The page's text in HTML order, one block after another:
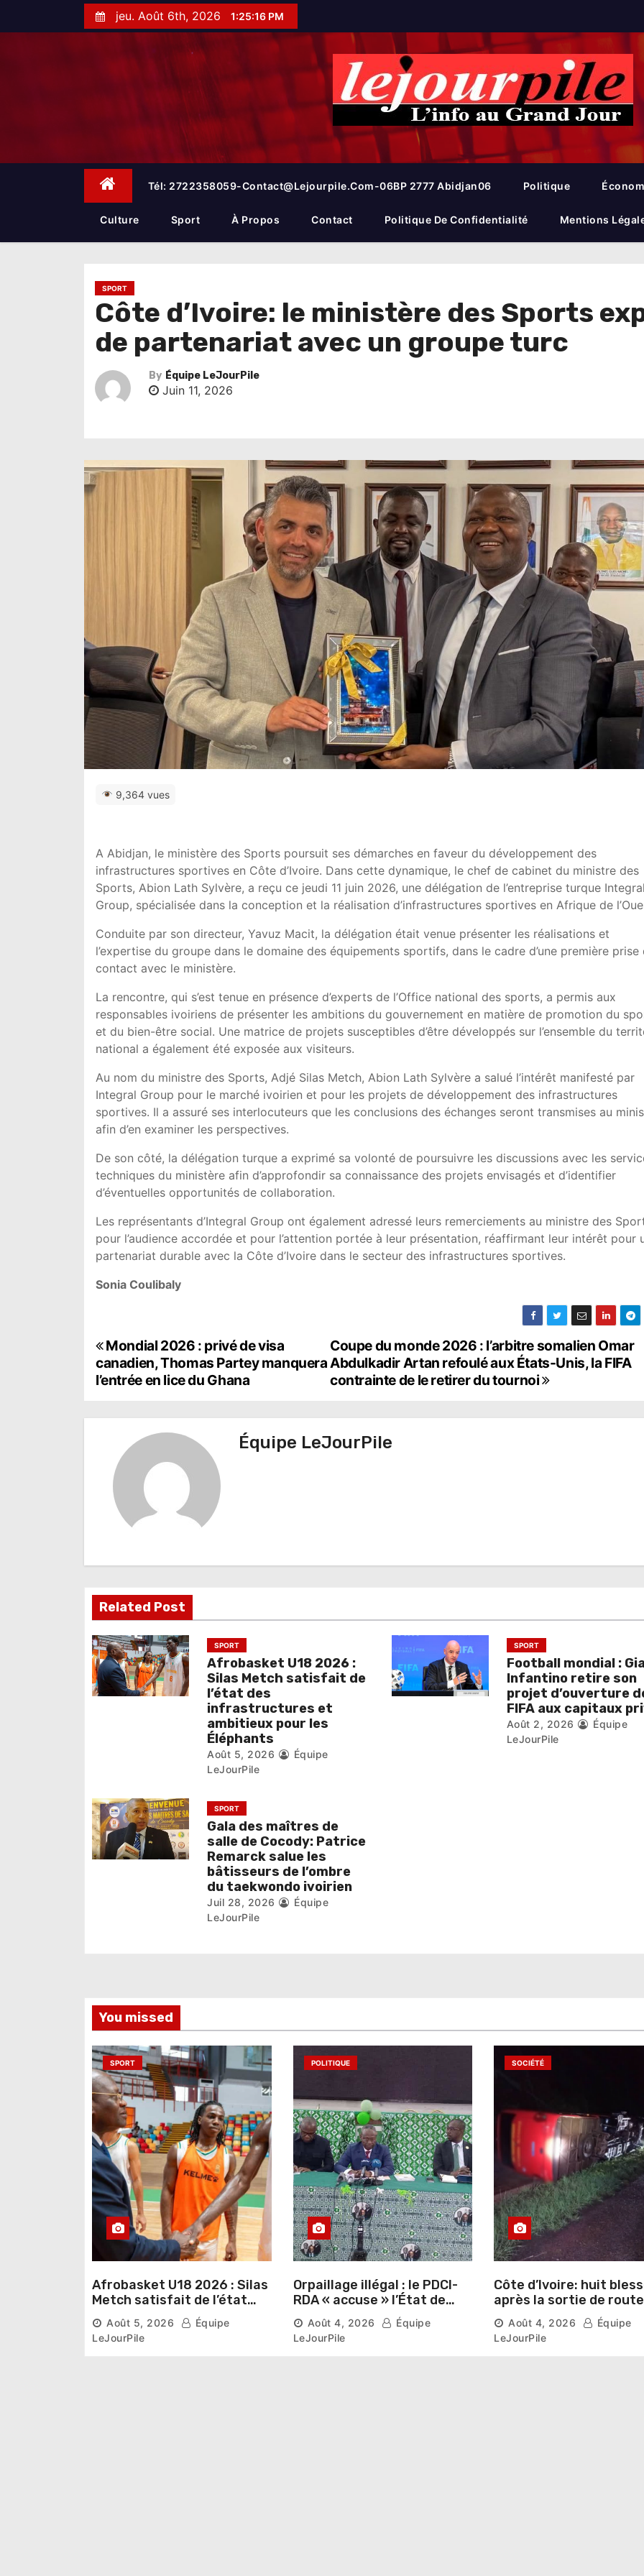
t
jeu. Août 6th, 2026 1:25:17 PM
Tél: 2722358059-Contact@lejourpile.com-06BP 2777 Abidjan06 Politique
Culture Sport À Propos Contact Politique De Confidentialité Mentions
SPORT
Côte d’Ivoire: le ministère des Sports
de partenariat avec un groupe turc
By Équipe LeJourPile
Juin 11, 2026
9,364 vues
A Abidjan, le ministère des Sports poursuit ses démarches en faveur du développement des
infrastructures sportives en Côte d’Ivoire. Dans cette dynamique, le chef de cabinet du ministre des
Sports, Abion Lath Sylvère, a reçu ce jeudi 11 juin 2026, une délégation de l’entreprise turque Integral
Group, spécialisée dans la conception et la réalisation d’infrastructures sportives en Afrique de
Conduite par son directeur, Yavuz Macit, la délégation était venue présenter les réalisations et
l’expertise du groupe dans le domaine des équipements sportifs, dans le cadre d’une première prise
contact avec le ministère.
La rencontre, qui s’est tenue en présence d’experts de l’Office national des sports, a permis aux
responsables ivoiriens de présenter les ambitions du gouvernement en matière de promotion du
et du bien-être social. Une matrice de projets susceptibles d’être développés sur l’ensemble du
national a également été exposée aux visiteurs.
Au nom du ministre des Sports, Adjé Silas Metch, Abion Lath Sylvère a salué l’intérêt manifesté par
Integral Group pour le marché ivoirien et pour les projets de développement des infrastructures
sportives. Il a assuré ses interlocuteurs que les conclusions des échanges seront transmises au
afin d’en examiner les perspectives.
De son côté, la délégation turque a exprimé sa volonté de poursuivre les discussions avec les
techniques du ministère afin d’approfondir sa connaissance des projets envisagés et d’identifier
d’éventuelles opportunités de collaboration.
Les représentants d’Integral Group ont également adressé leurs remerciements au ministre des
pour l’audience accordée et pour l’attention portée à leur présentation, réaffirmant leur intérêt pour
partenariat durable avec la Côte d’Ivoire dans le secteur des infrastructures sportives.
Sonia Coulibaly
N
a
o
n
d
e
l
’
i
c
Coupe du monde 2026 : l’arbitre somalien Omar
Abdulkadir Artan refoulé aux États-Unis, la FIFA
contrainte de le retirer du tournoi
Mondial 2026 : privé de visa
canadien, Thomas Partey manquera
l’entrée en lice du Ghana
Équipe LeJourPile
Related Post
SPORT
Afrobasket U18 2026 :
Silas Metch satisfait de
l’état des
infrastructures et
ambitieux pour les
Éléphants
Août 5, 2026
Équipe
LeJourPile
SPORT
Football mondial :
Infantino retire son
projet d’ouverture
FIFA aux capitaux
Août 2, 2026
Équipe
LeJourPile
SPORT
Gala des maîtres de
salle de Cocody: Patrice
Remarck salue les
bâtisseurs de l’ombre
du taekwondo ivoirien
Juil 28, 2026
Équipe
LeJourPile
You missed
SPORT
Afrobasket U18 2026 : Silas
Metch satisfait de l’état
des infrastructures et
ambitieux pour les
Éléphants
Août 5, 2026
Équipe
LeJourPile
POLITIQUE
Orpaillage illégal : le PDCI-
RDA « accuse » l’État de
laisser prospérer un «
désastre national »
Août 4, 2026
Équipe
LeJourPile
SOCIÉTÉ
Côte d’Ivoire: huit
après la sortie de route
d’un car près de
Ferkessédougou
Août 4, 2026
Équipe
LeJourPile